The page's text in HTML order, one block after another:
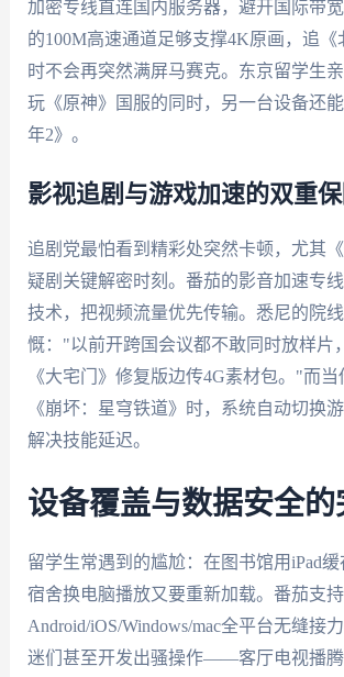
加密专线直连国内服务器，避开国际带
的100M高速通道足够支撑4K原画，追《
时不会再突然满屏马赛克。东京留学生
玩《原神》国服的同时，另一台设备还
年2》。
影视追剧与游戏加速的双重
追剧党最怕看到精彩处突然卡顿，尤其
疑剧关键解密时刻。番茄的影音加速专
技术，把视频流量优先传输。悉尼的院
慨："以前开跨国会议都不敢同时放样片
《大宅门》修复版边传4G素材包。"而
《崩坏：星穹铁道》时，系统自动切换
解决技能延迟。
设备覆盖与数据安全的
留学生常遇到的尴尬：在图书馆用iPad
宿舍换电脑播放又要重新加载。番茄支持
Android/iOS/Windows/mac全平台无缝接
迷们甚至开发出骚操作——客厅电视播腾